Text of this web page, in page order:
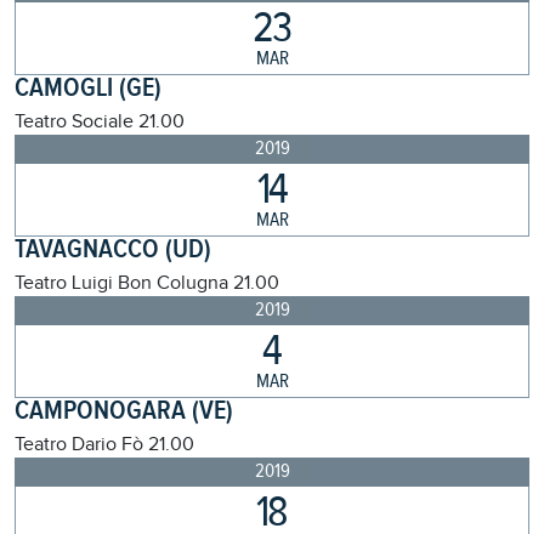
23
MAR
CAMOGLI (GE)
Teatro Sociale 21.00
2019
14
MAR
TAVAGNACCO (UD)
Teatro Luigi Bon Colugna 21.00
2019
4
MAR
CAMPONOGARA (VE)
Teatro Dario Fò 21.00
2019
18